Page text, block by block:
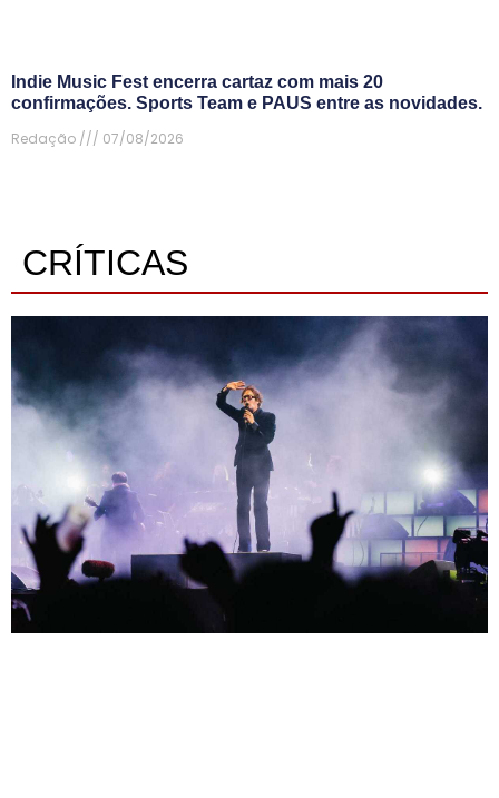
Indie Music Fest encerra cartaz com mais 20
confirmações. Sports Team e PAUS entre as novidades.
Redação
07/08/2026
CRÍTICAS